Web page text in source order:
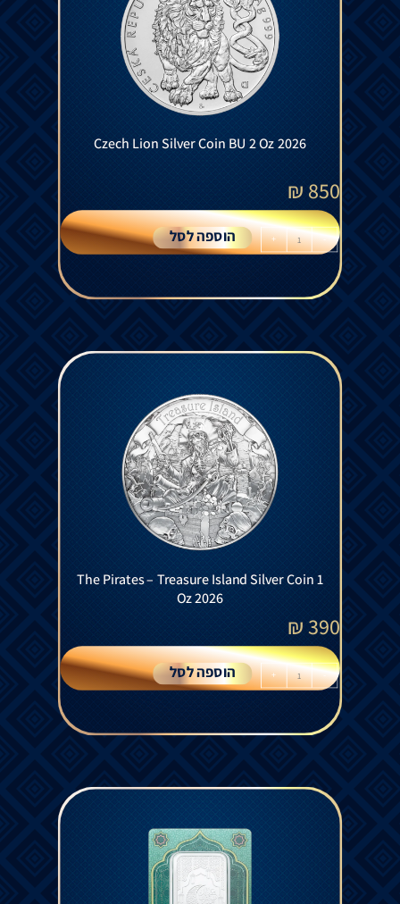
Czech Lion Silver Coin BU 2 Oz 2026
850
₪
-
+ הוספה לסל
The Pirates – Treasure Island Silver Coin 1
Oz 2026
390
₪
-
+ הוספה לסל